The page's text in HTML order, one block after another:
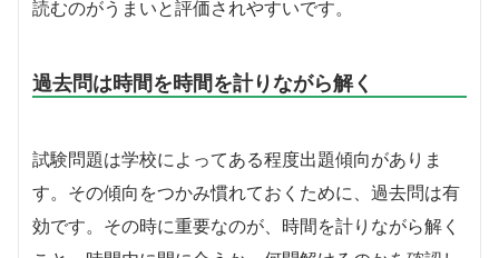
読むのがうまいと評価されやすいです。
過去問は時間を時間を計りながら解く
試験問題は学校によってある程度出題傾向がありま
す。その傾向をつかみ慣れておくために、過去問は有
効です。 その時に重要なのが、時間を計りながら解く